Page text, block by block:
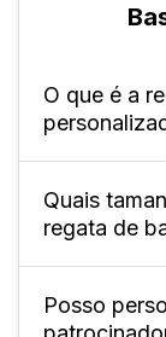
O que é a
É uma
e logotipo
Quais
regata de
Disponível
Posso